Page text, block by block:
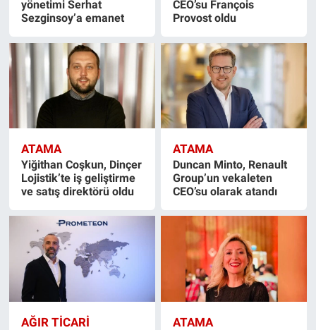
yönetimi Serhat
Sezginsoy’a emanet
CEO’su François
Provost oldu
ATAMA
Yiğithan Coşkun, Dinçer
Lojistik’te iş geliştirme
ve satış direktörü oldu
ATAMA
Duncan Minto, Renault
Group’un vekaleten
CEO’su olarak atandı
AĞIR TİCARİ ATAMA